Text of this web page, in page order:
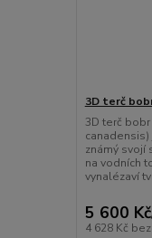
3D terč
3D terč
známý svojí
na vodních
vynalézaví
5 600 Kč
4 628 Kč